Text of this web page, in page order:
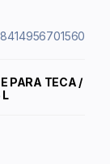
PARA TECA /
L